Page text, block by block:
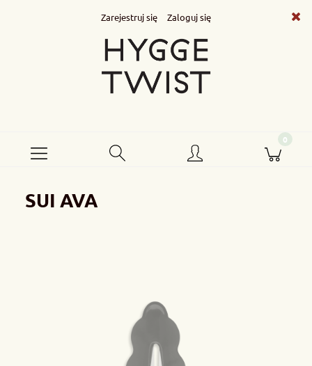
Zarejestruj się Zaloguj się
SUI AVA